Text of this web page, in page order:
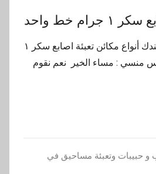
خط واحد
العميل : مساء الخير عندك أنواع مكائن تعبئة اصابع سكر ١
منسي : مساء الخير نعم نقوم
و حبيبات وتعبئة مساحيق في